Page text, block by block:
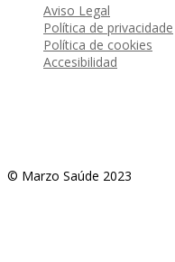
Aviso Legal
Política de privacidade
Política de cookies
Accesibilidad
© Marzo Saúde 2023